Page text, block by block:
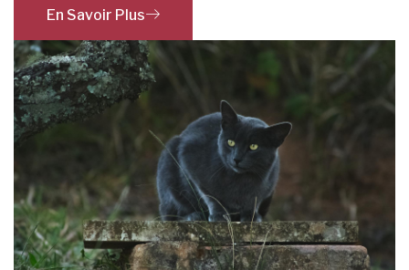
En Savoir Plus